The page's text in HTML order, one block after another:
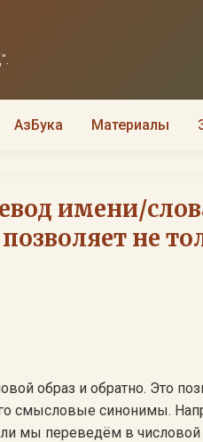
АзБука Материалы
имени/
не
образ и обратно. Это
смысловые синонимы.
мы переведём в